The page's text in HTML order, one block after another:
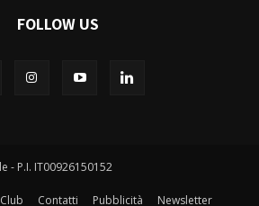
FOLLOW US
- P.I. IT00926150152
Contatti Pubblicità Newsletter